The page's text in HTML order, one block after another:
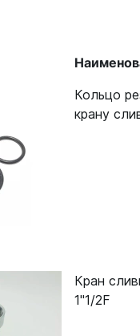
Кольцо
крану
Кран
1"1/2F